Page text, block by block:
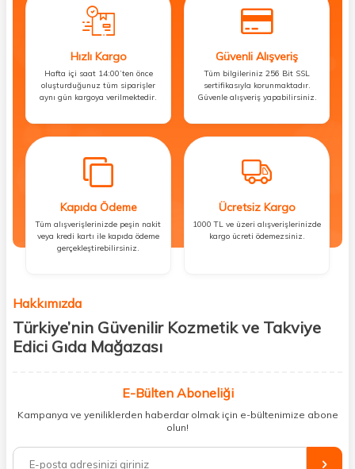
Hızlı Kargo
Hafta içi saat 14:00’ten önce
oluşturduğunuz tüm siparişler
aynı gün kargoya verilmektedir.
Güvenli Alışveriş
Tüm bilgileriniz 256 Bit SSL
sertifikasıyla korunmaktadır.
Güvenle alışveriş yapabilirsiniz.
Kapıda Ödeme
Tüm alışverişlerinizde peşin nakit
veya kredi kartı ile kapıda ödeme
gerçekleştirebilirsiniz.
Ücretsiz Kargo
1000 TL ve üzeri alışverişlerinizde
kargo ücreti ödemezsiniz.
Hakkımızda
Türkiye’nin Güvenilir Kozmetik ve Takviye
Edici Gıda Mağazası
kişisel bakım hem de takviye edici gıda ürünlerini sizlerle
buluşturuyoruz. Artık mağaza mağaza dolaşmanıza gerek yok;
ihtiyacınız olan her şeyi tek bir çatı altında topluyor ve kapınıza kadar
%100 orijinal kozmetik ve sağlık ürünleriyle güzelliğinizi tamamlayabilir,
E-Bülten Aboneliği
Kampanya ve yeniliklerden haberdar olmak için e-bültenimize abone
olun!